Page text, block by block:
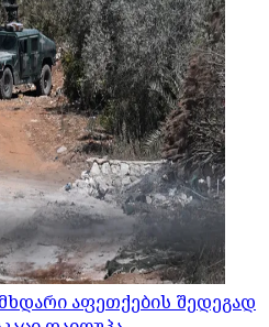
აფეთქების შედეგად